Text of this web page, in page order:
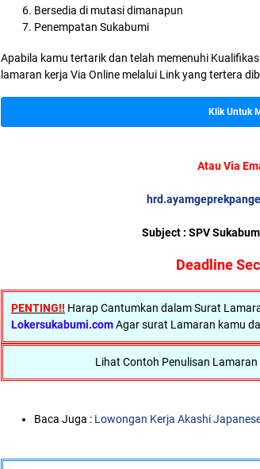
Bersedia di mutasi dimanapun
Penempatan Sukabumi
Apabila kamu tertarik dan telah memenuhi
lamaran kerja Via Online melalui Link yang tertera
Klik Untuk
Atau Via
Subject : SPV
Deadline
PENTING!! Harap Cantumkan dalam Surat
Lokersukabumi.comAgar surat Lamaran kamu
Lihat Contoh Penulisan Lamaran
Baca Juga : Lowongan Kerja Akashi